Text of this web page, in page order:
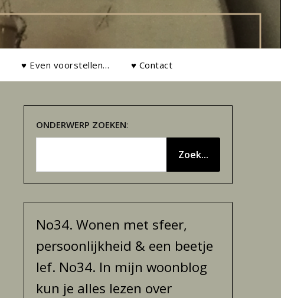
♥ Even voorstellen… ♥ Contact
ONDERWERP ZOEKEN:
Zoek...
No34. Wonen met sfeer,
persoonlijkheid & een beetje
lef. No34. In mijn woonblog
kun je alles lezen over